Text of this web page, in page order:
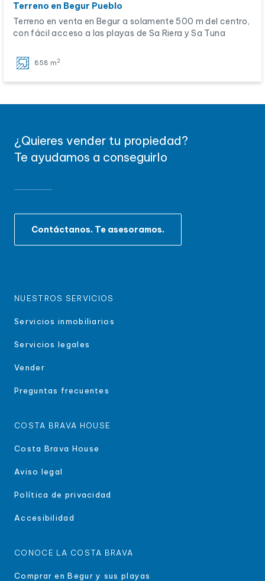
Terreno en Begur Pueblo
Terreno en venta en Begur a solamente 500 m del centro,
con fácil acceso a las playas de Sa Riera y Sa Tuna
858 m 2
¿Quieres vender tu propiedad?
Te ayudamos a conseguirlo
Contáctanos. Te asesoramos.
NUESTROS SERVICIOS
Servicios inmobiliarios
Servicios legales
Vender
Preguntas frecuentes
COSTA BRAVA HOUSE
Costa Brava House
Aviso legal
Política de privacidad
Accesibilidad
CONOCE LA COSTA BRAVA
Comprar en Begur y sus playas